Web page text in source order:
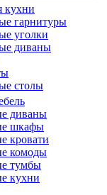
кухни
гарнитуры
уголки
диваны
столы
диваны
шкафы
кровати
комоды
тумбы
кухни